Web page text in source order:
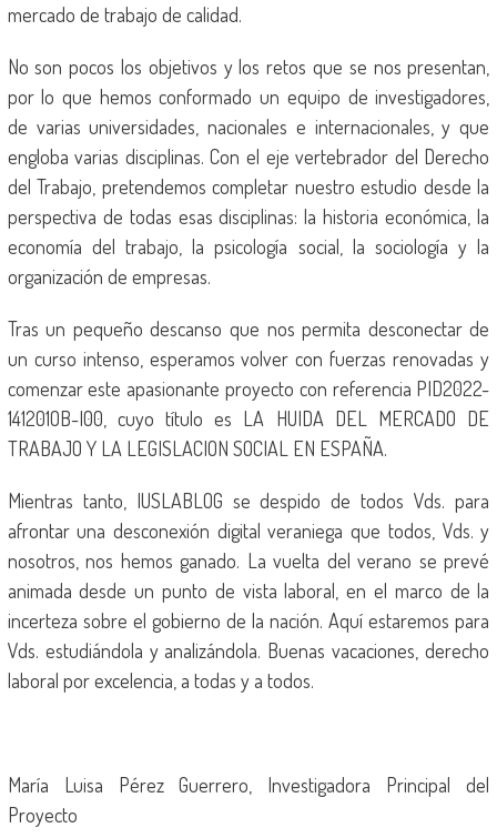
mercado de trabajo de calidad.
No son pocos los objetivos y los retos que se nos presentan,
por lo que hemos conformado un equipo de investigadores,
de varias universidades, nacionales e internacionales, y que
engloba varias disciplinas. Con el eje vertebrador del Derecho
del Trabajo, pretendemos completar nuestro estudio desde la
perspectiva de todas esas disciplinas: la historia económica, la
economía del trabajo, la psicología social, la sociología y la
organización de empresas.
Tras un pequeño descanso que nos permita desconectar de
un curso intenso, esperamos volver con fuerzas renovadas y
comenzar este apasionante proyecto con referencia PID2022-
141201OB-I00, cuyo título es LA HUIDA DEL MERCADO DE
TRABAJO Y LA LEGISLACION SOCIAL EN ESPAÑA.
Mientras tanto, IUSLABLOG se despido de todos Vds. para
afrontar una desconexión digital veraniega que todos, Vds. y
nosotros, nos hemos ganado. La vuelta del verano se prevé
animada desde un punto de vista laboral, en el marco de la
incerteza sobre el gobierno de la nación. Aquí estaremos para
Vds. estudiándola y analizándola. Buenas vacaciones, derecho
laboral por excelencia, a todas y a todos.
María Luisa Pérez Guerrero, Investigadora Principal del
Proyecto